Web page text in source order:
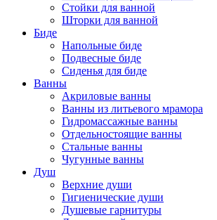
Стойки для ванной
Шторки для ванной
Биде
Напольные биде
Подвесные биде
Сиденья для биде
Ванны
Акриловые ванны
Ванны из литьевого мрамора
Гидромассажные ванны
Отдельностоящие ванны
Стальные ванны
Чугунные ванны
Душ
Верхние души
Гигиенические души
Душевые гарнитуры